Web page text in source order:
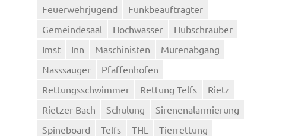
Feuerwehrjugend
Funkbeauftragter
Gemeindesaal
Hochwasser
Hubschrauber
Imst
Inn Maschinisten
Murenabgang
Nasssauger
Pfaffenhofen
Rettungsschwimmer
Rettung Telfs
Rietz
Rietzer Bach
Schulung
Sirenenalarmierung
Spineboard
Telfs THL
Tierrettung